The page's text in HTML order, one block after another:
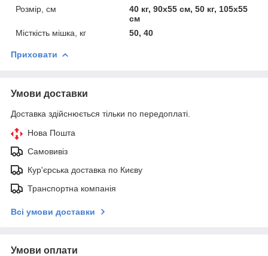
Розмір, см
40 кг, 90х55 см, 50 кг, 105х55
см
Місткість мішка, кг
50, 40
Приховати
Умови доставки
Доставка здійснюється тільки по передоплаті.
Нова Пошта
Самовивіз
Кур'єрська доставка по Києву
Транспортна компанія
Всі умови доставки
Умови оплати